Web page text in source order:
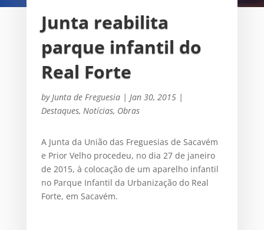
Junta reabilita
parque infantil do
Real Forte
by Junta de Freguesia| Jan 30, 2015|
Destaques, Notícias, Obras
A Junta da União das Freguesias de Sacavém
e Prior Velho procedeu, no dia 27 de janeiro
de 2015, à colocação de um aparelho infantil
no Parque Infantil da Urbanização do Real
Forte, em Sacavém.